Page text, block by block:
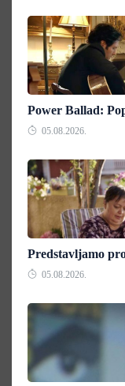
Power Ballad:
05.08.2026.
Predstavljamo
05.08.2026.